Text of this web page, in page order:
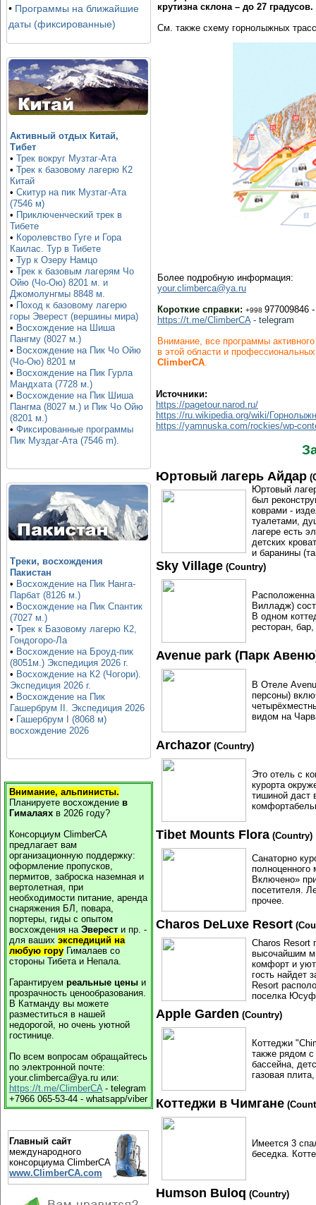
• Программы на ближайшие
даты (фиксированные)
Активный отдых Китай,
Тибет
• Трек вокруг Музтаг-Ата
• Трек к базовому лагерю К2
Китай
• Скитур на пик Музтаг-Ата
(7546 м)
• Приключенческий трек в
Тибете
• Королевство Гуге и Гора
Каилас. Тур в Тибете
• Тур к Озеру Намцо
• Трек к базовым лагерям Чо
Ойю (Чо-Ою) 8201 м. и
Джомолунгмы 8848 м.
• Поход к базовому лагерю
горы Эверест (вершины мира)
• Восхождение на Шиша
Пангму (8027 м.)
• Восхождение на Пик Чо Ойю
(Чо-Ою) 8201 м
• Восхождение на Пик Гурла
Мандхата (7728 м.)
• Восхождение на Пик Шиша
Пангма (8027 м.) и Пик Чо Ойю
(8201 м.)
• Фиксированные программы
Пик Муздаг-Ата (7546 m).
Треки, восхождения
Пакистан
• Восхождение на Пик Нанга-
Парбат (8126 м.)
• Восхождение на Пик Спантик
(7027 м.)
• Трек к Базовому лагерю К2,
Гондогоро-Ла
• Восхождение на Броуд-пик
(8051м.) Экспедиция 2026 г.
• Восхождение на К2 (Чогори).
Экспедиция 2026 г.
• Восхождение на Пик
Гашербрум II. Экспедиция 2026
• Гашербрум I (8068 м)
восхождение 2026
Внимание, альпинисты.
Планируете восхождение в
Гималаяхв 2026году?
Консорциум ClimberCA
предлагает вам
организационную поддержку:
оформление пропусков,
пермитов, заброска наземная и
вертолетная, при
необходимости питание, аренда
снаряжения БЛ, повара,
портеры, гиды с опытом
восхождения на Эверести пр. -
для ваших экспедиций на
любую горуГималаев со
стороны Тибета и Непала.
Гарантируем реальные ценыи
прозрачность ценообразования.
В Катманду вы можете
разместиться в нашей
недорогой, но очень уютной
гостинице.
По всем вопросам обращайтесь
по электронной почте:
your.climberca@ya.ru или:
https://t.me/ClimberCA- telegram
+7966 065-53-44 - whatsapp/viber
Главный сайт
международного
консорциума ClimberCA
www.ClimberCA.com
крутизна склона – до 27 градусов.
См. также схему горнолыжных
Более подробную информация:
your.climberca@ya.ru
Короткие справки: +998 977009846
https://t.me/ClimberCA - telegram
Внимание, все программы
в этой области и
ClimberCA
Источники:
https://pagetour.narod.ru/
https://ru.wikipedia.org/wiki/
https://yamnuska.com/rockies/wp-
Юртовый лагерь Айдар
Юртовый
был
коврами -
туалетами,
лагере есть
детских
и баранины
Sky Village (Country)
Вилладж)
В одном
ресторан,
Avenue park (Парк
В Отеле
персоны)
видом на
Archazor (Country)
Это отель с
курорта
тишиной даст
Tibet Mounts Flora (Country)
Санаторно
Включено»
посетителя.
прочее.
Charos DeLuxe Resort
Charos Resort
высочайшим
комфорт и
гость найдет
Resort
поселка
Apple Garden (Country)
Коттеджи
также рядом
бассейна,
газовая
Коттеджи в Чимгане
Имеется 3
беседка.
Humson Buloq (Country)